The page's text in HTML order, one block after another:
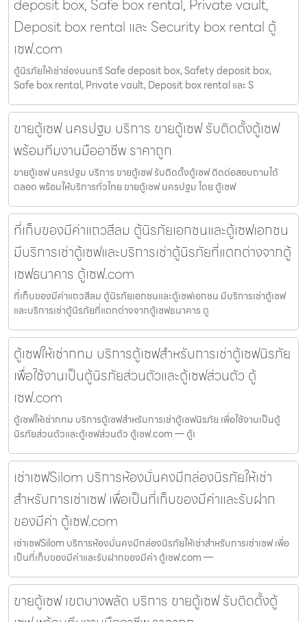
deposit box, Safe box rental, Private vault,
Deposit box rental และ Security box rental ตู้
เซฟ.com
ตู้นิรภัยให้เช่าช่องนนทรี Safe deposit box, Safety deposit box,
Safe box rental, Private vault, Deposit box rental และ S
ขายตู้เซฟ นครปฐม บริการ ขายตู้เซฟ รับติดตั้งตู้เซฟ
พร้อมทีมงานมืออาชีพ ราคาถูก
ขายตู้เซฟ นครปฐม บริการ ขายตู้เซฟ รับติดตั้งตู้เซฟ ติดต่อสอบถามได้
ตลอด พร้อมให้บริการทั่วไทย ขายตู้เซฟ นครปฐม โดย ตู้เซฟ
ที่เก็บของมีค่าแถวสีลม ตู้นิรภัยเอกชนและตู้เซฟเอกชน
มีบริการเช่าตู้เซฟและบริการเช่าตู้นิรภัยที่แตกต่างจากตู้
เซฟธนาคาร ตู้เซฟ.com
ที่เก็บของมีค่าแถวสีลม ตู้นิรภัยเอกชนและตู้เซฟเอกชน มีบริการเช่าตู้เซฟ
และบริการเช่าตู้นิรภัยที่แตกต่างจากตู้เซฟธนาคาร ตู
ตู้เซฟให้เช่ากทม บริการตู้เซฟสำหรับการเช่าตู้เซฟนิรภัย
เพื่อใช้งานเป็นตู้นิรภัยส่วนตัวและตู้เซฟส่วนตัว ตู้
เซฟ.com
ตู้เซฟให้เช่ากทม บริการตู้เซฟสำหรับการเช่าตู้เซฟนิรภัย เพื่อใช้งานเป็นตู้
นิรภัยส่วนตัวและตู้เซฟส่วนตัว ตู้เซฟ.com — ตู้เ
เช่าเซฟSilom บริการห้องมั่นคงมีกล่องนิรภัยให้เช่า
สำหรับการเช่าเซฟ เพื่อเป็นที่เก็บของมีค่าและรับฝาก
ของมีค่า ตู้เซฟ.com
เช่าเซฟSilom บริการห้องมั่นคงมีกล่องนิรภัยให้เช่าสำหรับการเช่าเซฟ เพื่อ
เป็นที่เก็บของมีค่าและรับฝากของมีค่า ตู้เซฟ.com —
ขายตู้เซฟ เขตบางพลัด บริการ ขายตู้เซฟ รับติดตั้งตู้